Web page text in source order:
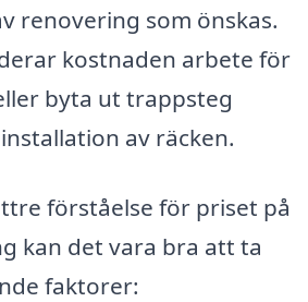
renovering som önskas.
kostnaden arbete för
byta ut trappsteg
av räcken.
förståelse för priset på
kan det vara bra att ta
faktorer: